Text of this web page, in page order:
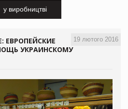
у виробництві
19 лютого 2016
ЕВРОПЕЙСКИЕ
УКРАИНСКОМУ